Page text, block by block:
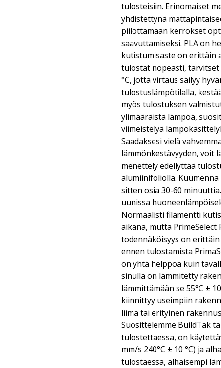
tulosteisiin. Erinomaiset
yhdistettynä
piilottamaan kerrokset
saavuttamiseksi. PLA on
kutistumisaste on erittäin
tulostat nopeasti,
°C, jotta virtaus säilyy
tulostuslämpötilalla,
myös tulostuksen
ylimääräistä lämpöä,
viimeistelyä
Saadaksesi vielä
lämmönkestävyyden, voit
menettely edellyttää
alumiinifoliolla. Kuumenna
sitten osia 30-60
uunissa
Normaalisti filamentti
aikana, mutta PrimeSelect
todennäköisyys on erittäin
ennen tulostamista
on yhtä helppoa kuin
sinulla on lämmitetty
lämmittämään se 55°C ±
kiinnittyy useimpiin
liima tai erityinen
Suosittelemme BuildTak
tulostettaessa, on
mm/s 240°C ± 10 °C) ja
tulostaessa, alhaisempi